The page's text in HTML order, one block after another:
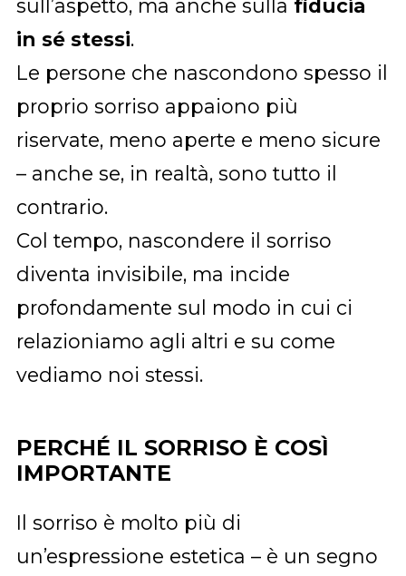
sull’aspetto, ma anche sulla fiducia
in sé stessi.
Le persone che nascondono spesso il
proprio sorriso appaiono più
riservate, meno aperte e meno sicure
– anche se, in realtà, sono tutto il
contrario.
Col tempo, nascondere il sorriso
diventa invisibile, ma incide
profondamente sul modo in cui ci
relazioniamo agli altri e su come
vediamo noi stessi.
PERCHÉ IL SORRISO È COSÌ
IMPORTANTE
Il sorriso è molto più di
un’espressione estetica – è un segno